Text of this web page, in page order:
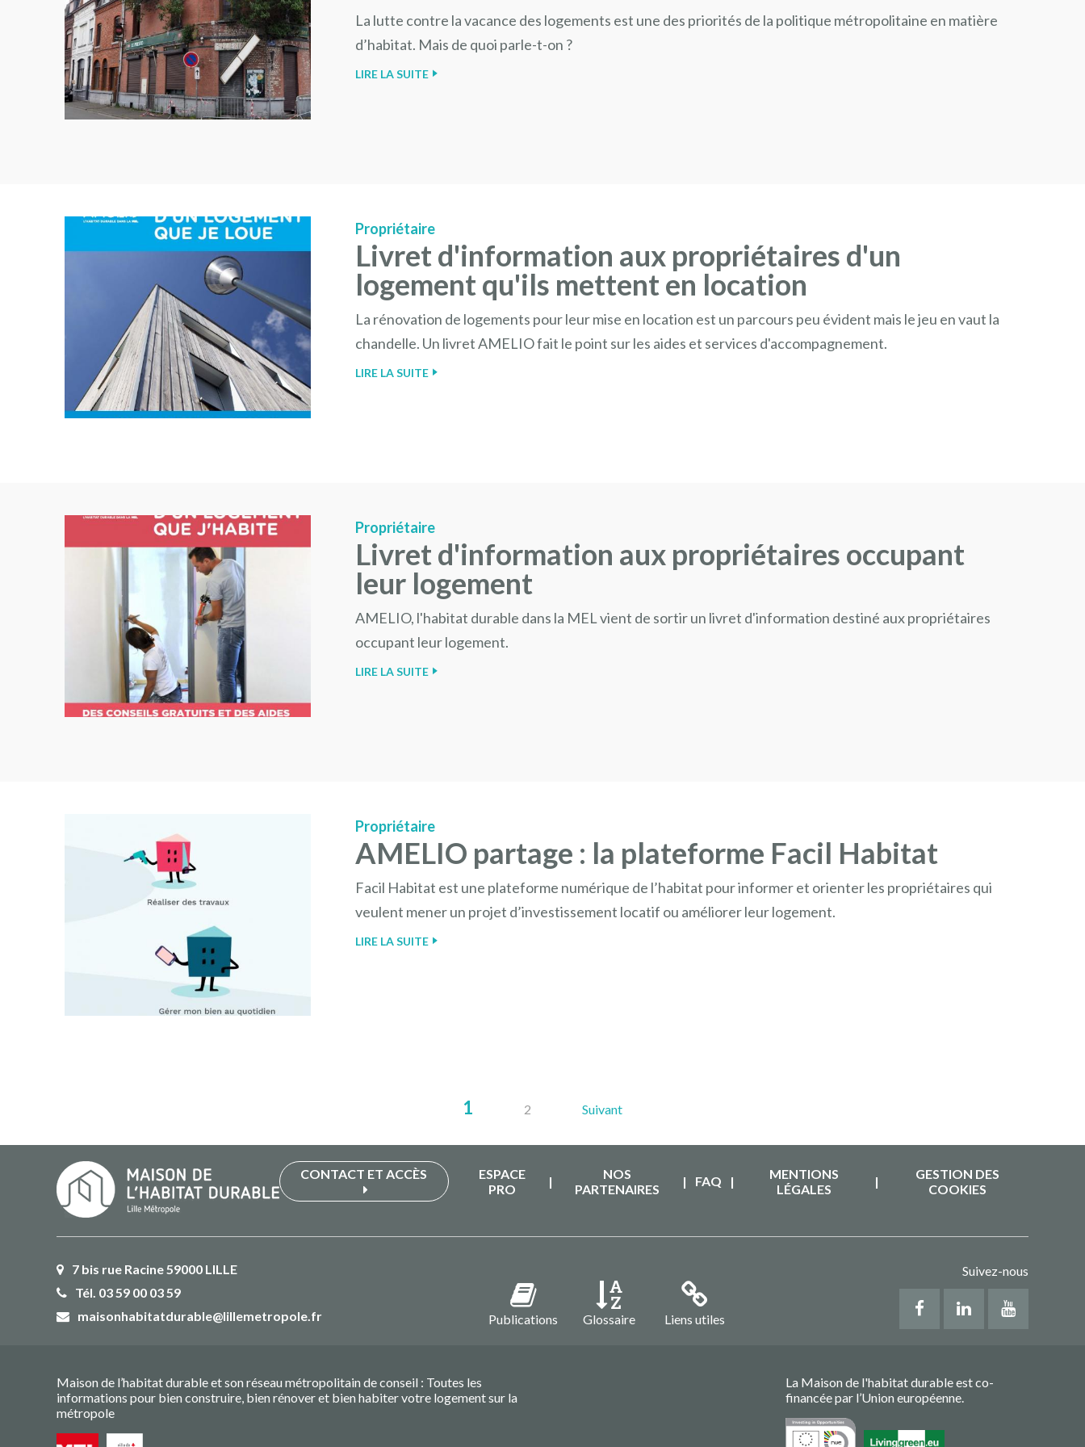
La lutte contre la vacance des logements est une des priorités de la politique métropolitaine en matière
d’habitat. Mais de quoi parle-t-on ?
LIRE LA SUITE
Propriétaire
Livret d'information aux propriétaires d'un
logement qu'ils mettent en location
La rénovation de logements pour leur mise en location est un parcours peu évident mais le jeu en vaut la
chandelle. Un livret AMELIO fait le point sur les aides et services d'accompagnement.
LIRE LA SUITE
Propriétaire
Livret d'information aux propriétaires occupant
leur logement
AMELIO, l'habitat durable dans la MEL vient de sortir un livret d'information destiné aux propriétaires
occupant leur logement.
LIRE LA SUITE
Propriétaire
AMELIO partage : la plateforme Facil Habitat
Facil Habitat est une plateforme numérique de l’habitat pour informer et orienter les propriétaires qui
veulent mener un projet d’investissement locatif ou améliorer leur logement.
LIRE LA SUITE
Page
1 Page
2
Page
Suivant
ESPACE
PRO
|
NOS
PARTENAIRES
| FAQ |
MENTIONS
LÉGALES
|
GESTION DES
COOKIES
7 bis rue Racine 59000 LILLE
Tél. 03 59 00 03 59
maisonhabitatdurable@lillemetropole.fr
Publications Glossaire Liens utiles
Suivez-nous
Maison de l’habitat durable et son réseau métropolitain de conseil : Toutes les
informations pour bien construire, bien rénover et bien habiter votre logement sur la
métropole
La Maison de l'habitat durable est co-
financée par l’Union européenne.